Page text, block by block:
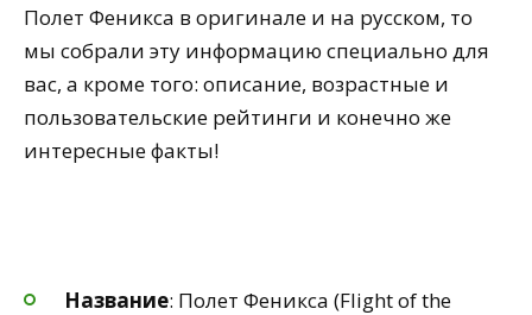
Полет Феникса в оригинале и на русском, то
мы собрали эту информацию специально для
вас, а кроме того: описание, возрастные и
пользовательские рейтинги и конечно же
интересные факты!
Название: Полет Феникса (Flight of the